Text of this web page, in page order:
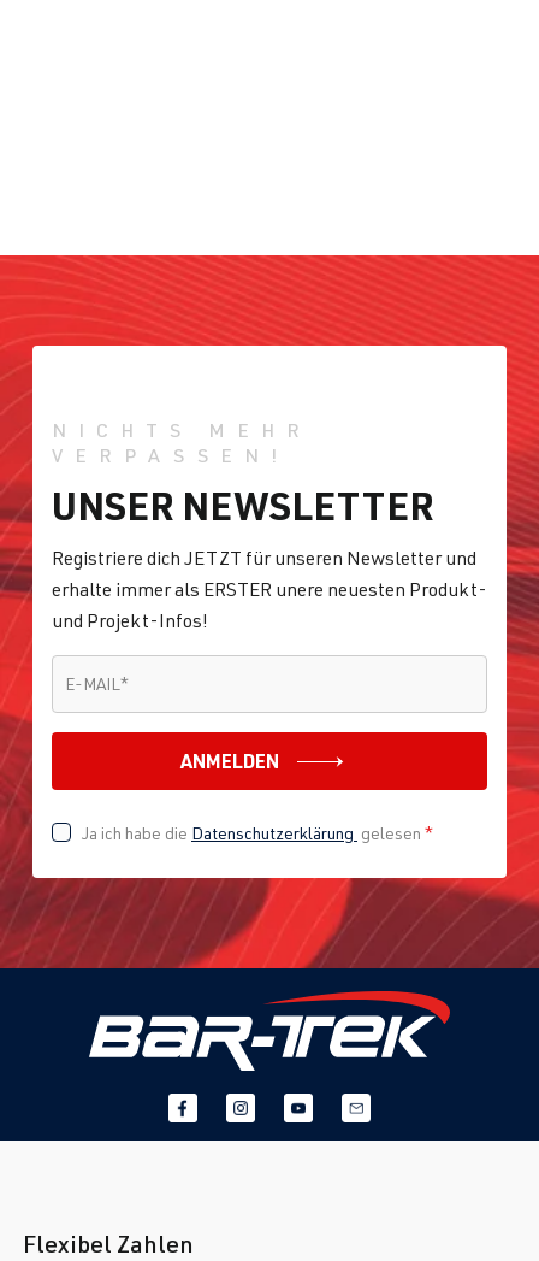
NICHTS MEHR
VERPASSEN!
UNSER NEWSLETTER
Registriere dich JETZT für unseren Newsletter und
erhalte immer als ERSTER unere neuesten Produkt-
und Projekt-Infos!
E-MAIL *
ANMELDEN
Ja ich habe die Datenschutzerklärung gelesen *
Flexibel Zahlen